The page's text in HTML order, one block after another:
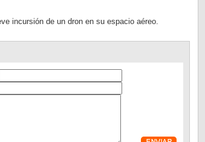
incursión de un dron en su espacio aéreo.